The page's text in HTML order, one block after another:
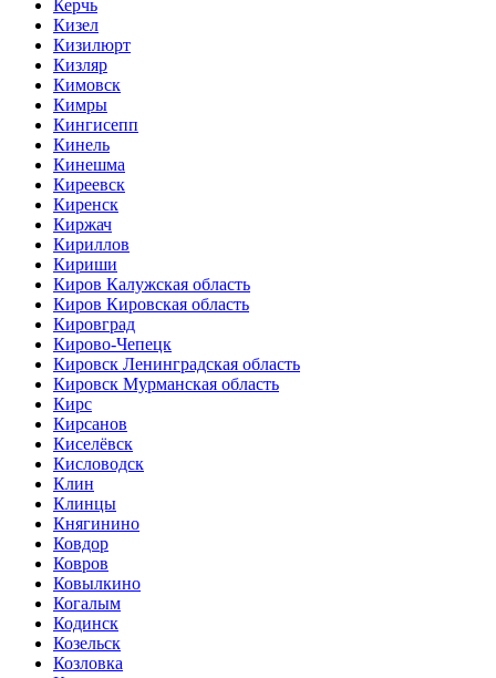
Керчь
Кизел
Кизилюрт
Кизляр
Кимовск
Кимры
Кингисепп
Кинель
Кинешма
Киреевск
Киренск
Киржач
Кириллов
Кириши
Киров Калужская область
Киров Кировская область
Кировград
Кирово-Чепецк
Кировск Ленинградская область
Кировск Мурманская область
Кирс
Кирсанов
Киселёвск
Кисловодск
Клин
Клинцы
Княгинино
Ковдор
Ковров
Ковылкино
Когалым
Кодинск
Козельск
Козловка